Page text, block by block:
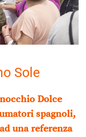
Sole
Dolce
spagnoli,
una referenza